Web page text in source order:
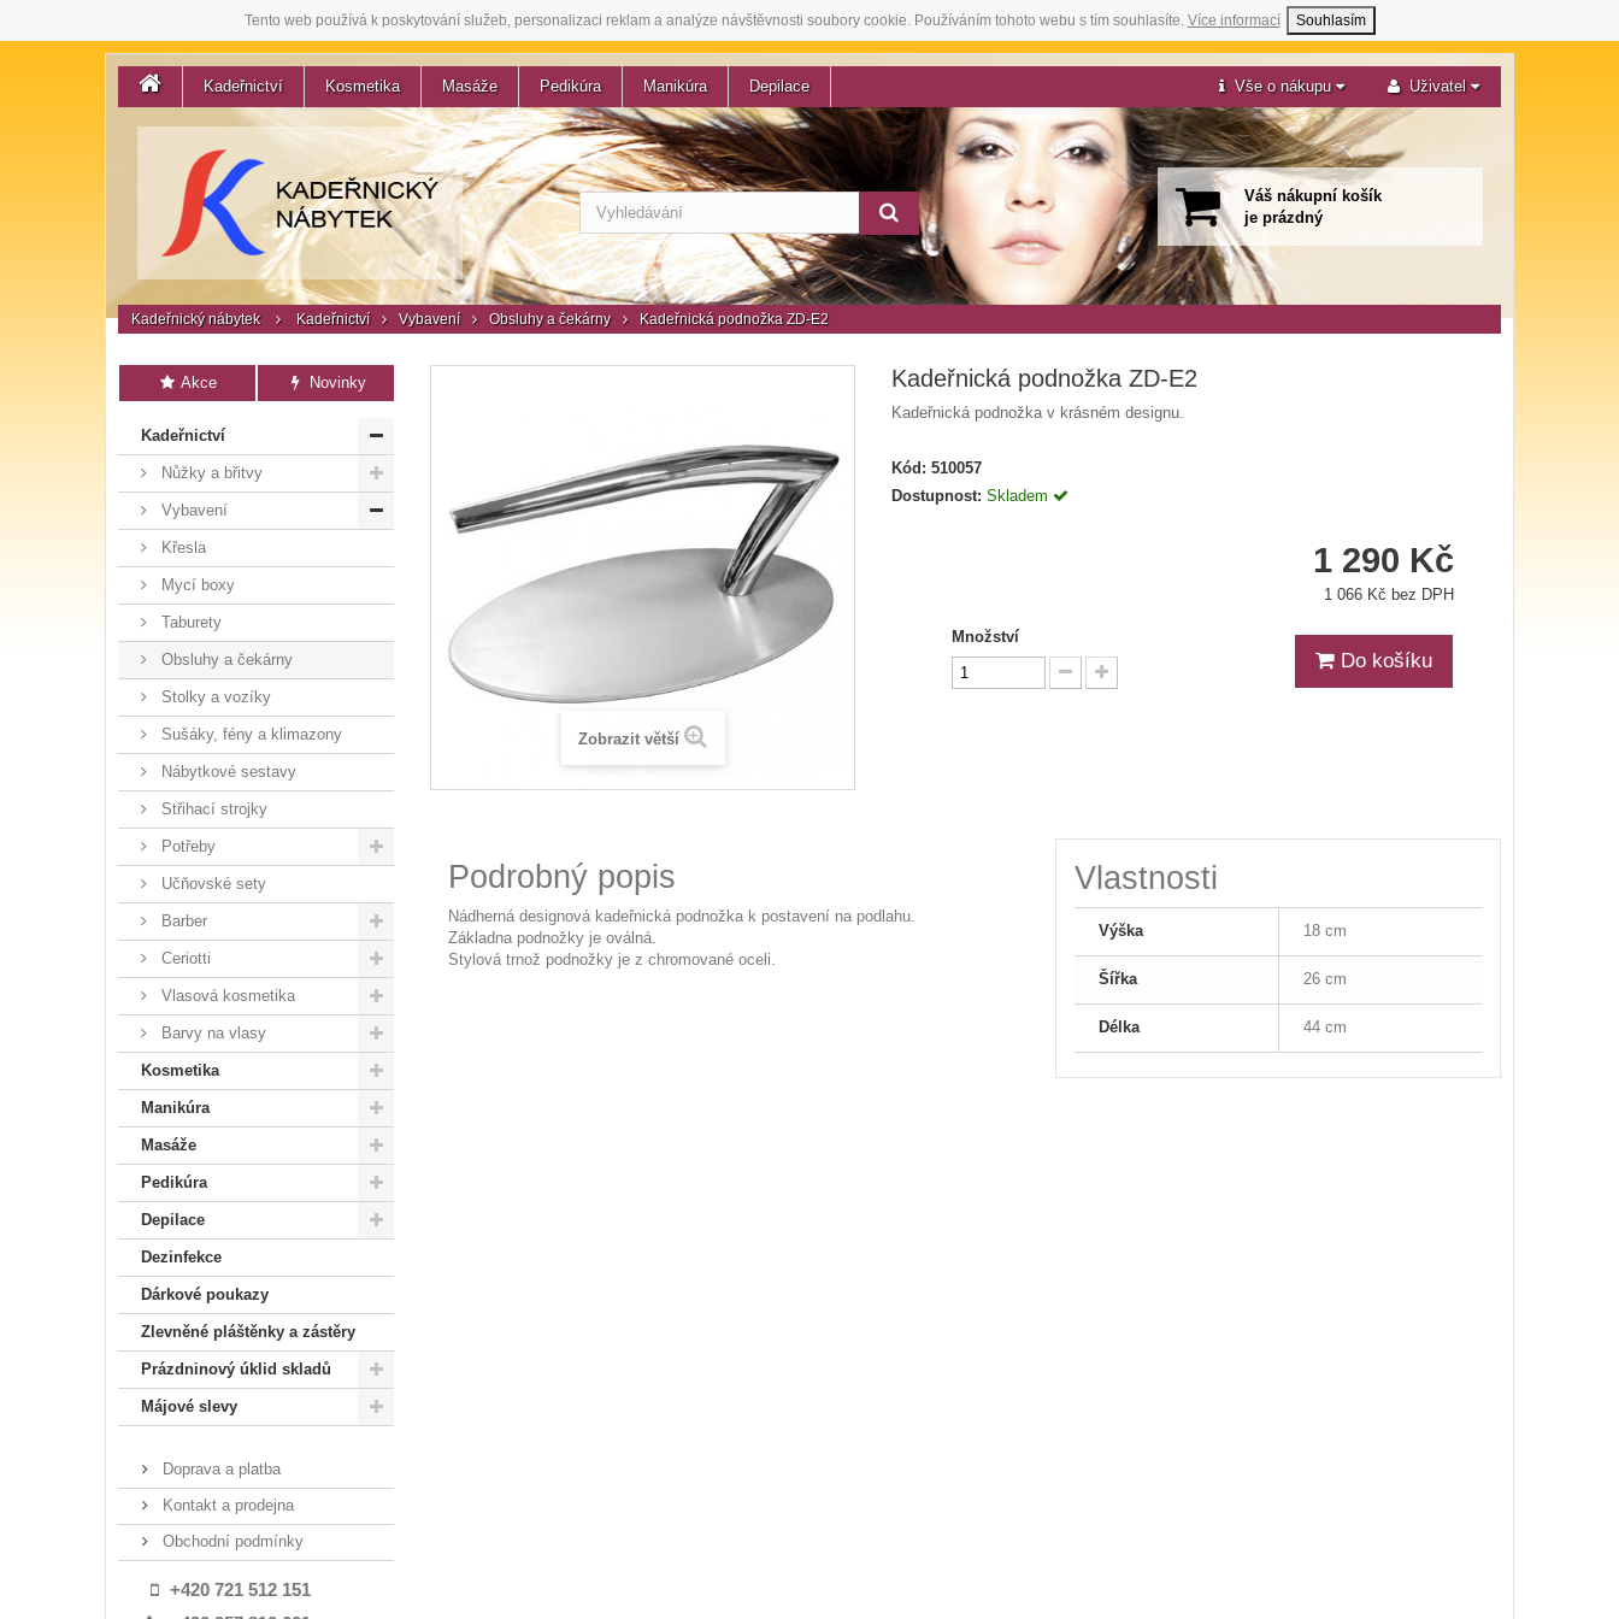
Tento web používá k poskytování služeb, personalizaci reklam a analýze návštěvnosti soubory cookie. Používáním tohoto webu s tím souhlasíte. Více informací Souhlasím
Kadeřnictví Kosmetika Masáže Pedikúra Manikúra Depilace Vše o nákupu Uživatel
Váš nákupní košík
je prázdný
Kadeřnický nábytek Kadeřnictví Vybavení Obsluhy a čekárny Kadeřnická podnožka ZD-E2
Akce Novinky
Kadeřnictví
Nůžky a břitvy
Vybavení
Křesla
Mycí boxy
Taburety
Obsluhy a čekárny
Stolky a vozíky
Sušáky, fény a klimazony
Nábytkové sestavy
Střihací strojky
Potřeby
Učňovské sety
Barber
Ceriotti
Vlasová kosmetika
Barvy na vlasy
Kosmetika
Manikúra
Masáže
Pedikúra
Depilace
Dezinfekce
Dárkové poukazy
Zlevněné pláštěnky a zástěry
Prázdninový úklid skladů
Májové slevy
Doprava a platba
Kontakt a prodejna
Obchodní podmínky
+420 721 512 151
Zobrazit větší
Kadeřnická podnožka ZD-E2
Kadeřnická podnožka v krásném designu.
Kód: 510057
Dostupnost: Skladem
1 290 Kč
1 066 Kč bez DPH
Množství
Do košíku
Podrobný popis
Nádherná designová kadeřnická podnožka k postavení na podlahu.
Základna podnožky je oválná.
Stylová trnož podnožky je z chromované oceli.
Vlastnosti
Výška 18 cm
Šířka 26 cm
Délka 44 cm